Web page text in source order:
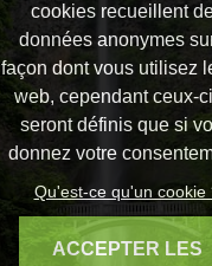
cookies recueillent
données anonymes
façon dont vous utilisez
web, cependant ceux-
seront définis que si
donnez votre
Qu'est-ce qu'un cookie
ACCEPTER LES